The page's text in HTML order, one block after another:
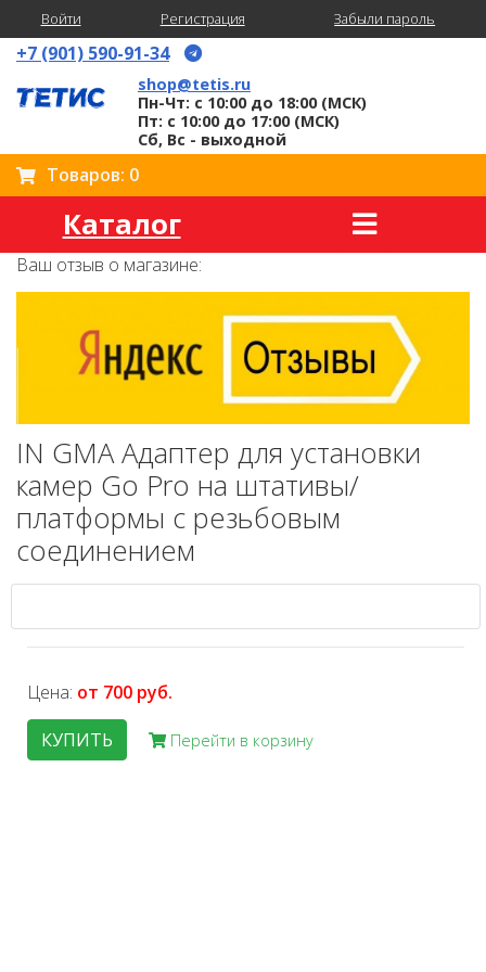
Войти Регистрация Забыли пароль
+7 (901) 590-91-34
shop@tetis.ru
Пн-Чт: с 10:00 до 18:00 (МСК)
Пт: с 10:00 до 17:00 (МСК)
Сб, Вс - выходной
Товаров: 0
Каталог
Ваш отзыв о магазине:
IN GMA Адаптер для установки
камер Go Pro на штативы/
платформы с резьбовым
соединением
Цена: от 700 руб.
КУПИТЬ
Перейти в корзину